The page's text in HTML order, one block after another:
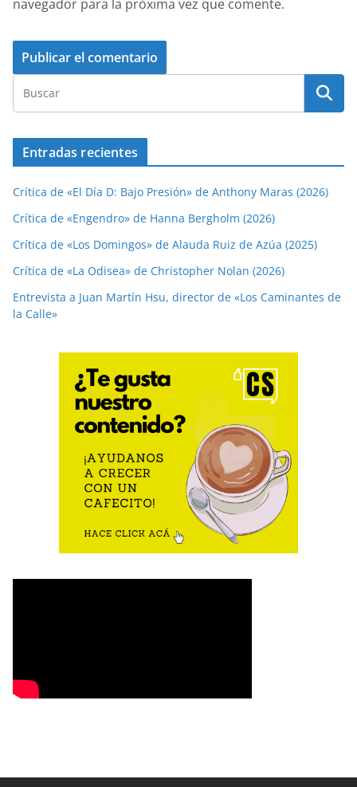
navegador para la próxima vez que comente.
Entradas recientes
Crítica de «El Día D: Bajo Presión» de Anthony Maras (2026)
Crítica de «Engendro» de Hanna Bergholm (2026)
Crítica de «Los Domingos» de Alauda Ruiz de Azúa (2025)
Crítica de «La Odisea» de Christopher Nolan (2026)
Entrevista a Juan Martín Hsu, director de «Los Caminantes de
la Calle»